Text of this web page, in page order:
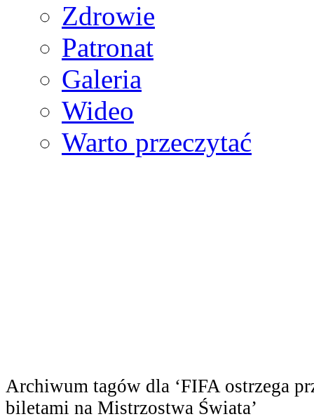
Zdrowie
Patronat
Galeria
Wideo
Warto przeczytać
Archiwum tagów dla ‘FIFA ostrzega
biletami na Mistrzostwa Świata’